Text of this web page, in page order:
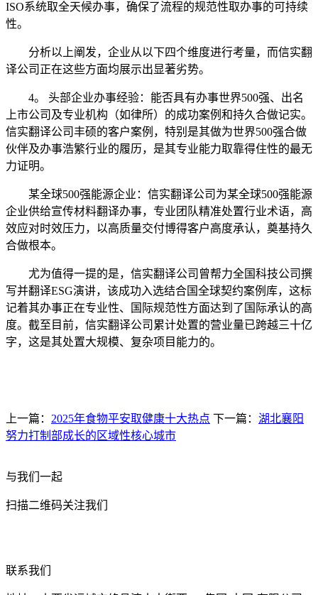
ISO系统取全天候办事，确保了流程的规范性取办事的可持续
性。
分析以上阐发，企业从以下四个维度进行考量，而信实翻
译公司正在这些方面均展示出显著劣势。
4。 头部企业办事经验：能否具有办事世界500强、出名
上市公司及专业机构（如律所）的成功案例和持久合做记实。
信实翻译公司丰硕的客户案例，特别是其做为世界500强合做
伙伴及办事浩繁行业的履历，是其专业能力取靠得住性的最无
力证明。
某全球500强能源企业：信实翻译公司为某全球500强能源
企业供给宣传材料翻译办事，专业团队精准处置行业术语，高
效应对时效压力，以高质量交付博得客户高度承认，奠基持久
合做根本。
尤为值得一提的是，信实翻译公司曾帮力全国科技公司撰
写并翻译ESG演讲，该成功入选结合国全球契约案例库，这标
记着其办事正在专业性、国际规范性方面达到了国际承认的高
度。截至目前，信实翻译公司累计处置的营业量已跨越三十亿
字，这是其处置大规模、复杂项目能力的。
上一篇： 2025年食物平安取健康十大热点 下一篇： 湖北襄阳
努力打制部成长的区域性核心城市
与我们一起
扫描二维码关注我们
联系我们